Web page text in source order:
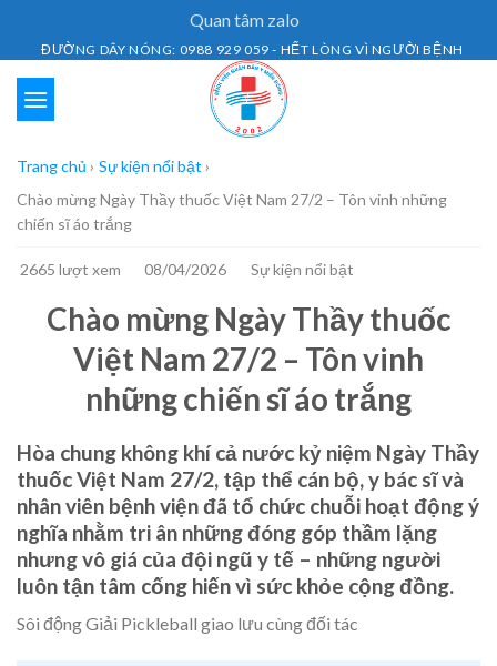
Quan tâm zalo
ĐƯỜNG DÂY NÓNG: 0988 929 059 - HẾT LÒNG VÌ NGƯỜI BỆNH
Trang chủ › Sự kiện nổi bật ›
Chào mừng Ngày Thầy thuốc Việt Nam 27/2 – Tôn vinh những
chiến sĩ áo trắng
2665 lượt xem 08/04/2026 Sự kiện nổi bật
Chào mừng Ngày Thầy thuốc
Việt Nam 27/2 – Tôn vinh
những chiến sĩ áo trắng
Hòa chung không khí cả nước kỷ niệm Ngày Thầy
thuốc Việt Nam 27/2, tập thể cán bộ, y bác sĩ và
nhân viên bệnh viện đã tổ chức chuỗi hoạt động ý
nghĩa nhằm tri ân những đóng góp thầm lặng
nhưng vô giá của đội ngũ y tế – những người
luôn tận tâm cống hiến vì sức khỏe cộng đồng.
Sôi động Giải Pickleball giao lưu cùng đối tác